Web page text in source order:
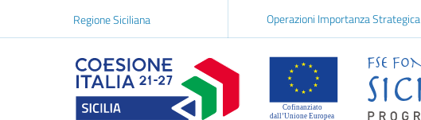
Regione Siciliana Navigazione
network
Operazioni Importanza Strategica